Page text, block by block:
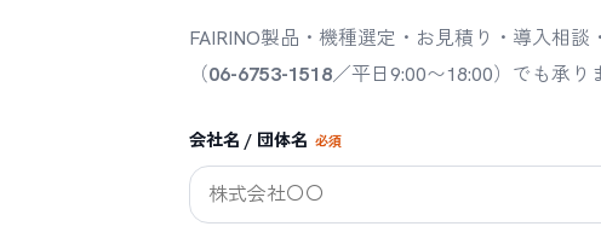
FAIRINO製品・機種選定・お見積り・導入相
（06-6753-1518／平日9:00〜18:00）でも承り
会社名 / 団体名 必須